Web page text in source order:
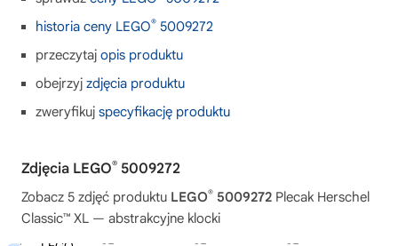
historia ceny LEGO® 5009272
przeczytaj opis produktu
obejrzyj zdjęcia produktu
zweryfikuj specyfikację produktu
Zdjęcia LEGO® 5009272
Zobacz 5 zdjęć produktu LEGO® 5009272 Plecak Herschel
Classic™ XL — abstrakcyjne klocki